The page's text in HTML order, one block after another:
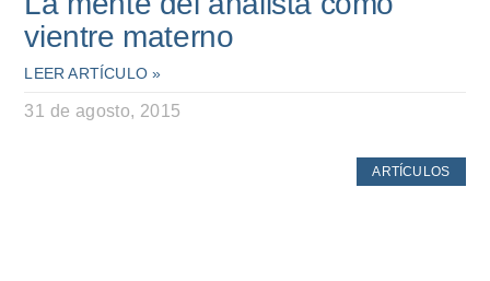
vientre materno
LEER ARTÍCULO »
31 de agosto, 2015
ARTÍCULOS